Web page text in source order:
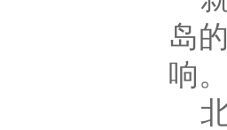
岛
响
北